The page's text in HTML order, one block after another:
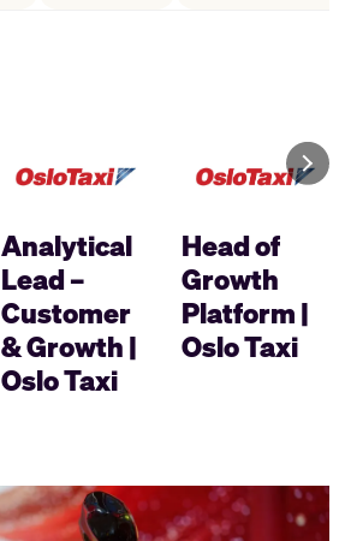
Analytical
Lead –
Customer
& Growth |
Oslo Taxi
Head of
Growth
Platform |
Oslo Taxi